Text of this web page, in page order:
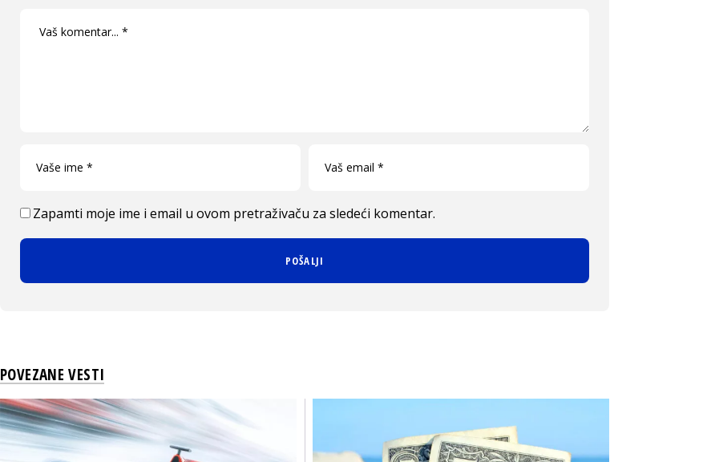
Zapamti moje ime i email u ovom pretraživaču za sledeći komentar.
POVEZANE VESTI